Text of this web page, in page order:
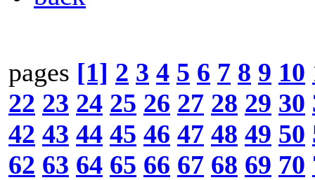
pages [1] 2 3 4 5 6 7 8 9 10
22 23 24 25 26 27 28 29 30
42 43 44 45 46 47 48 49 50
62 63 64 65 66 67 68 69 70